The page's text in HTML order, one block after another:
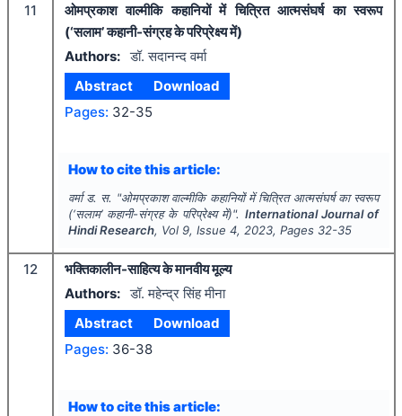
11
ओमप्रकाश वाल्मीकि कहानियों में चित्रित आत्मसंघर्ष का स्वरूप
(‘सलाम’ कहानी-संग्रह के परिप्रेक्ष्य में)
Authors: डॉ. सदानन्द वर्मा
Abstract
Download
Pages: 32-35
How to cite this article:
वर्मा ड. स. "ओमप्रकाश वाल्मीकि कहानियों में चित्रित आत्मसंघर्ष का स्वरूप
(‘सलाम’ कहानी-संग्रह के परिप्रेक्ष्य में)". International Journal of
Hindi Research, Vol 9, Issue 4, 2023, Pages 32-35
12
भक्तिकालीन-साहित्य के मानवीय मूल्य
Authors: डॉ. महेन्द्र सिंह मीना
Abstract
Download
Pages: 36-38
How to cite this article: